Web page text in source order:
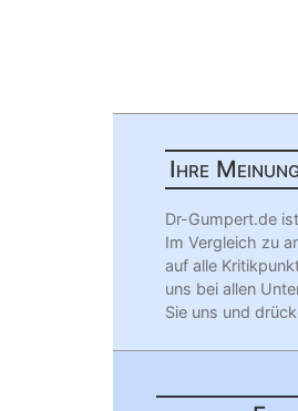
Ihre
Dr-Gumpert.de
Im Vergleich zu
auf alle
uns bei allen
Sie uns und